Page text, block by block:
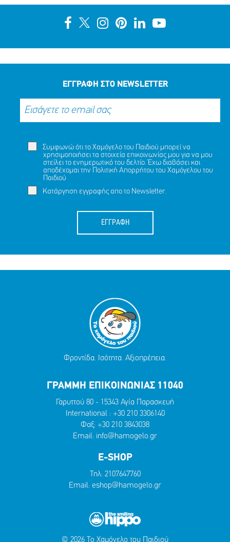
ΕΓΓΡΑΦΗ ΣΤΟ NEWSLETTER
Συμφωνώ ότι το Χαμόγελο του Παιδιού μπορεί να
χρησιμοποιήσει τα στοιχεία επικοινωνίας μου για να μου
στείλει το ενημερωτικό του δελτίο. Έχω διαβάσει και
αποδέχομαι την Πολιτική Απορρήτου του Χαμόγελου του
Παιδιού
Κατάργηση εγγραφής απο το Newsletter.
ΕΓΓΡΑΦΗ
Φροντίδα. Ισότητα. Αξιοπρέπεια.
ΓΡΑΜΜΗ ΕΠΙΚΟΙΝΩΝΙΑΣ 11040
Γαρυττού 80 - 15343 Αγία Παρασκευή
International : +30 210 3306140
Φαξ: +30 210 3843038
Email: info@hamogelo.gr
E-SHOP
Τηλ: 2107647760
Email: eshop@hamogelo.gr
© 2026 Το Χαμόγελο του Παιδιού